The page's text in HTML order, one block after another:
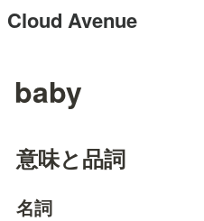
Cloud Avenue
baby
意味と品詞
名詞